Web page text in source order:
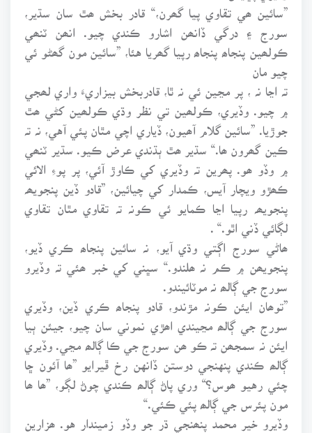
”سائين ھي تقاوي پيا گھرن،“ قادر بخش ھٿ سان سڌير،
سورج ۽ درگي ڏانھن اشارو ڪندي چيو. انھن ٽنھي
ڪولھين پنجاھ پنجاھ رپيا گھريا هئا، ”سائين مون گھڻو ئي
چيو مان
تہ اڃا نہ ، پر مڃين ئي نہ ٿا، قادربخش بيزاريءَ واري لھجي
۾ چيو. وڏيري، ڪولھين تي نظر وڌي ڪولھين کڻي ھٿ
جوڙيا. ”سائين گلام آھيون، ڏياري اچي مٿان پئي آهي، نہ تہ
ڪين گھرون ھا.“ سڌير ھٿ ٻڌندي عرض ڪيو. سڌير ٽنھي
۾ وڏو ھو. پھرين تہ وڏيري کي ڪاوڙ آئي، پر پوءِ الائي
ڪھڙو ويچار آيس، ڪمدار کي چيائين، ”قادو ڏين پنجويھہ
پنجويھہ رپيا اڃا ڪمايو ئي ڪونہ تہ تقاوي مٿان تقاوي
لڳائي ڏني اٿو.“ .
ھاڻي سورج اڳتي وڌي آيو، نہ سائين پنجاھ ڪري ڏيو،
پنجويھن ۾ ڪم نہ ھلندو.“ سڀني کي خبر ھئي تہ وڏيرو
سورج جي ڳالھ نہ موٽائيندو.
”توھان ايئن ڪونہ مڙندو، قادو پنجاھ ڪري ڏين، وڏيري
سورج جي ڳالھ مڃيندي اھڙي نموني سان چيو، جيئن ٻيا
ايئن نہ سمجھن تہ ڪو ھن سورج جي ڪا ڳالھ مڃي. وڏيري
ڳالھ ڪندي پنهنجي دوستن ڏانهن رخ ڦيرايو ”ھا آئون ڇا
چئي رهيو ھوس؟“ وري پاڻ ڳالھ ڪندي چوڻ لڳو، ”ھا ھا
مون پئرس جي ڳالھ پئي ڪئي.“
وڏيرو خير محمد پنھنجي ڌر جو وڏو زميندار هو. ھزارين